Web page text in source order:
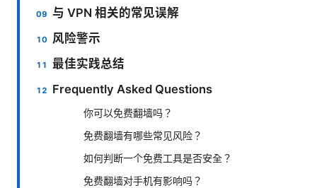
与 VPN 相关的常见误解
风险警示
最佳实践总结
Frequently Asked Questions
你可以免费翻墙吗？
免费翻墙有哪些常见风险？
如何判断一个免费工具是否安全？
免费翻墙对手机有影响吗？